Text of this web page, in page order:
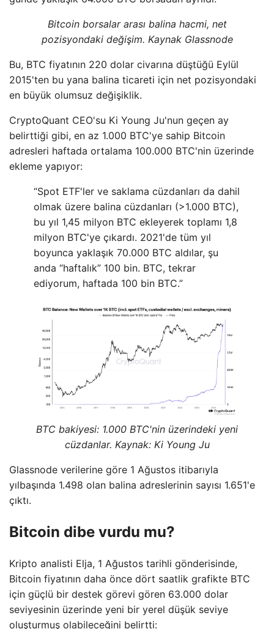
Bitcoin borsalar arası balina hacmi, net
pozisyondaki değişim. Kaynak Glassnode
Bu, BTC fiyatının 220 dolar civarına düştüğü Eylül
2015'ten bu yana balina ticareti için net pozisyondaki
en büyük olumsuz değişiklik.
CryptoQuant CEO'su Ki Young Ju'nun geçen ay
belirttiği gibi, en az 1.000 BTC'ye sahip Bitcoin
adresleri haftada ortalama 100.000 BTC'nin üzerinde
ekleme yapıyor:
“Spot ETF'ler ve saklama cüzdanları da dahil
olmak üzere balina cüzdanları (>1.000 BTC),
bu yıl 1,45 milyon BTC ekleyerek toplamı 1,8
milyon BTC'ye çıkardı. 2021'de tüm yıl
boyunca yaklaşık 70.000 BTC aldılar, şu
anda “haftalık” 100 bin. BTC, tekrar
ediyorum, haftada 100 bin BTC.”
BTC bakiyesi: 1.000 BTC'nin üzerindeki yeni
cüzdanlar. Kaynak: Ki Young Ju
Glassnode verilerine göre 1 Ağustos itibarıyla
yılbaşında 1.498 olan balina adreslerinin sayısı 1.651'e
çıktı.
Bitcoin dibe vurdu mu?
Kripto analisti Elja, 1 Ağustos tarihli gönderisinde,
Bitcoin fiyatının daha önce dört saatlik grafikte BTC
için güçlü bir destek görevi gören 63.000 dolar
seviyesinin üzerinde yeni bir yerel düşük seviye
oluşturmuş olabileceğini belirtti: